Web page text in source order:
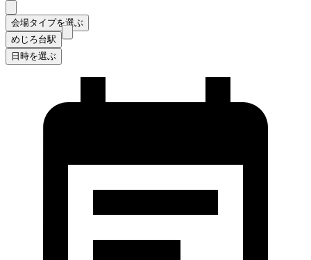
会場タイプを選ぶ
めじろ台駅
日時を選ぶ